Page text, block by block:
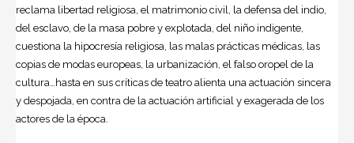
reclama libertad religiosa, el matrimonio civil, la defensa del indio,
del esclavo, de la masa pobre y explotada, del niño indigente,
cuestiona la hipocresía religiosa, las malas prácticas médicas, las
copias de modas europeas, la urbanización, el falso oropel de la
cultura…hasta en sus críticas de teatro alienta una actuación sincera
y despojada, en contra de la actuación artificial y exagerada de los
actores de la época.